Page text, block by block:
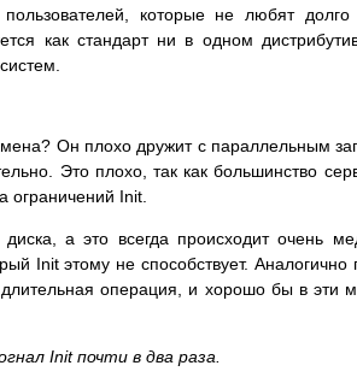
которые не любят
как стандарт ни в одном
Он плохо дружит с параллельным
Это плохо, так как большинство
ограничений Init.
а это всегда происходит очень
Init этому не способствует.
операция, и хорошо бы в эти
Init почти в два раза.